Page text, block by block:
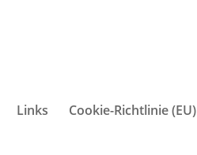
Links Cookie-Richtlinie (EU)